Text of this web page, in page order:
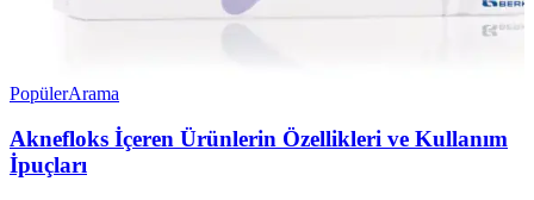
PopülerArama
Aknefloks İçeren Ürünlerin Özellikleri ve Kullanım
İpuçları